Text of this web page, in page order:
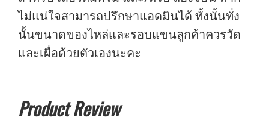
ไม่แน่ใจสามารถปรึกษาแอดมินได้ ทั้งนั้นทั่ง
นั้นขนาดของไหล่และรอบแขนลูกค้าควรวัด
และเผื่อด้วยตัวเองนะคะ
Product Review